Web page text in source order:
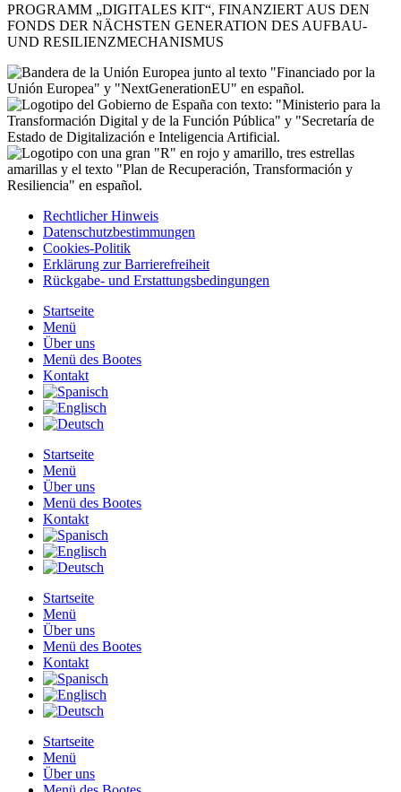
PROGRAMM „DIGITALES KIT“, FINANZIERT AUS DEN
FONDS DER NÄCHSTEN GENERATION DES AUFBAU-
UND RESILIENZMECHANISMUS
Rechtlicher Hinweis
Datenschutzbestimmungen
Cookies-Politik
Erklärung zur Barrierefreiheit
Rückgabe- und Erstattungsbedingungen
Startseite
Menü
Über uns
Menü des Bootes
Kontakt
Startseite
Menü
Über uns
Menü des Bootes
Kontakt
Startseite
Menü
Über uns
Menü des Bootes
Kontakt
Startseite
Menü
Über uns